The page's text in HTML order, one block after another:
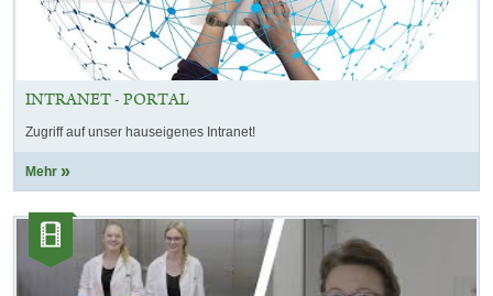
INTRANET - PORTAL
Zugriff auf unser hauseigenes Intranet!
Mehr
Kategorie:
Videos